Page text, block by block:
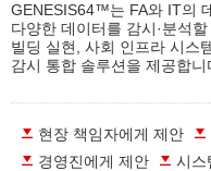
GENESIS64™는 FA와 IT의
다양한 데이터를 감시·분석
빌딩 실현, 사회 인프라 시스
감시 통합 솔루션을 제공합니
현장 책임자에게 제안
경영진에게 제안
시스